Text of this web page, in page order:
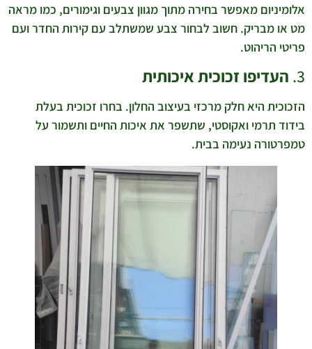
אלומיניום מאפשר בחירה מתוך מגוון צבעים וגימורים, כמו מראה
מט או מבריק. חשוב לבחור צבע שמשתלב עם קירות החדר ועם
פריטי הריהוט.
3. העדיפו זכוכית איכותית
הזכוכית היא חלק מרכזי בעיצוב החלון. בחרו זכוכית בעלת
בידוד תרמי ואקוסטי, שתשפר את איכות החיים ותשמור על
טמפרטורה נעימה בבית.